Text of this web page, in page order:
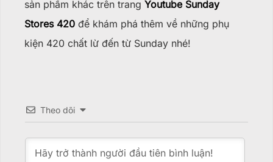
sản phẩm khác trên trang Youtube Sunday
Stores 420 để khám phá thêm về những phụ
kiện 420 chất lừ đến từ Sunday nhé!
Theo dõi